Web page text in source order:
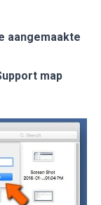
aangemaakte
map